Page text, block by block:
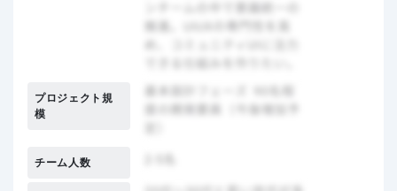
プロジェクト規
模
チーム人数